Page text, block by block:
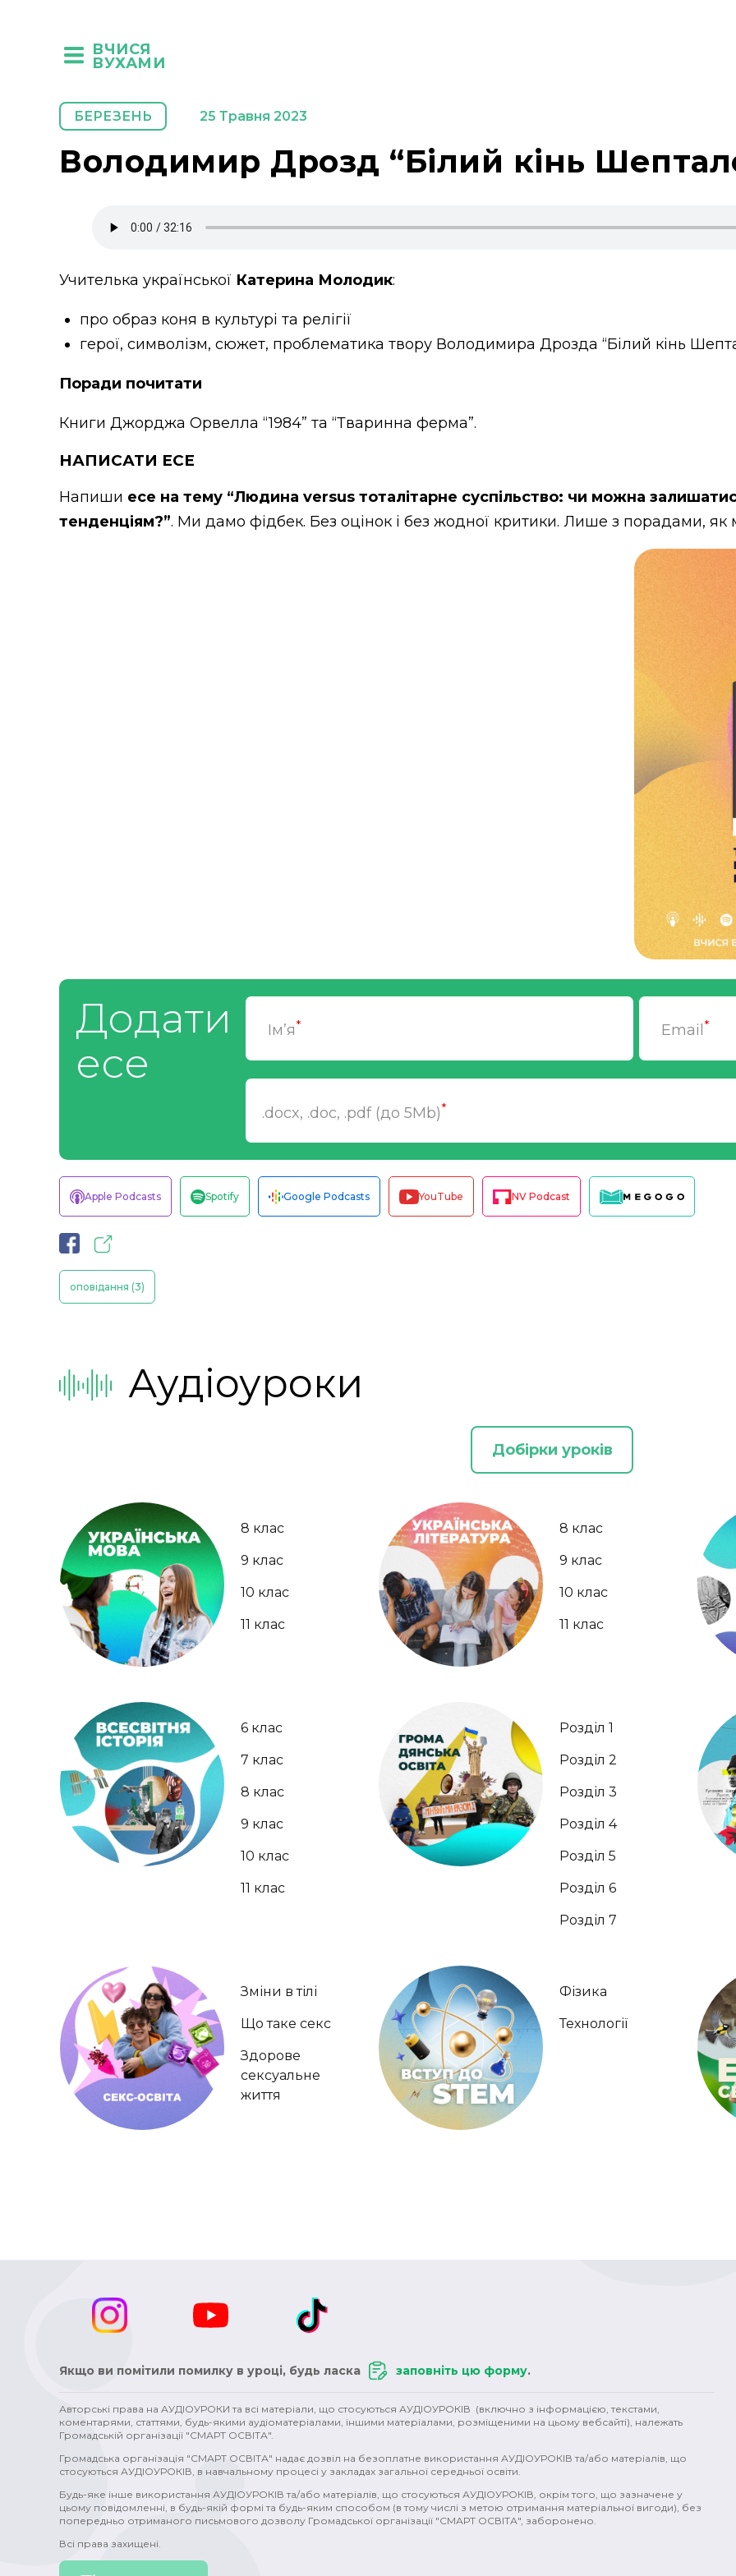
ВЧИСЯ
ВУХАМИ
БЕРЕЗЕНЬ 25 Травня 2023
Володимир Дрозд “Білий кінь
Учителька української Катерина Молодик:
про образ коня в культурі та релігії
герої, символізм, сюжет, проблематика твору Володимира Дрозда “Білий кінь
Поради почитати
Книги Джорджа Орвелла “1984” та “Тваринна ферма”.
НАПИСАТИ ЕСЕ
Напиши есе на тему “Людина versus тоталітарне суспільство: чи можна
тенденціям?”. Ми дамо фідбек. Без оцінок і без жодної критики. Лише з порадами,
Додати
есе
Ім’я* Email*
.docx, .doc, .pdf (до 5Mb)*
Apple Podcasts Spotify Google Podcasts YouTube NV Podcast
оповідання (3)
Аудіоуроки
Добірки уроків
8 клас
9 клас
10 клас
11 клас
8 клас
9 клас
10 клас
11 клас
6 клас
7 клас
8 клас
9 клас
10 клас
11 клас
Розділ 1
Розділ 2
Розділ 3
Розділ 4
Розділ 5
Розділ 6
Розділ 7
Зміни в тілі
Що таке секс
Здорове
сексуальне
життя
Фізика
Технології
Якщо ви помітили помилку в уроці, будь ласка заповніть цю форму.
Авторські права на АУДІОУРОКИ та всі матеріали, що стосуються АУДІОУРОКІВ (включно з інформацією, текстами,
коментарями, статтями, будь-якими аудіоматеріалами, іншими матеріалами, розміщеними на цьому вебсайті), належать
Громадській організації "СМАРТ ОСВІТА".
Громадська організація "СМАРТ ОСВІТА" надає дозвіл на безоплатне використання АУДІОУРОКІВ та/або матеріалів, що
стосуються АУДІОУРОКІВ, в навчальному процесі у закладах загальної середньої освіти.
Будь-яке інше використання АУДІОУРОКІВ та/або матеріалів, що стосуються АУДІОУРОКІВ, окрім того, що зазначене у
цьому повідомленні, в будь-якій формі та будь-яким способом (в тому числі з метою отримання матеріальної вигоди), без
попередньо отриманого письмового дозволу Громадської організації "СМАРТ ОСВІТА", заборонено.
Всі права захищені.